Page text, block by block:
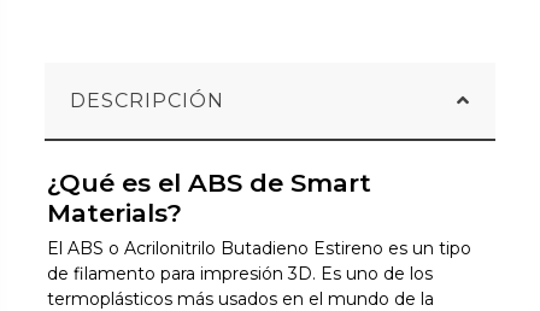
DESCRIPCIÓN
¿Qué es el ABS de Smart
Materials?
El ABS o Acrilonitrilo Butadieno Estireno es un tipo
de filamento para impresión 3D. Es uno de los
termoplásticos más usados en el mundo de la